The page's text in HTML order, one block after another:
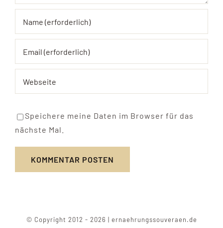
Speichere meine Daten im Browser für das
nächste Mal.
© Copyright 2012 - 2026 | ernaehrungssouveraen.de